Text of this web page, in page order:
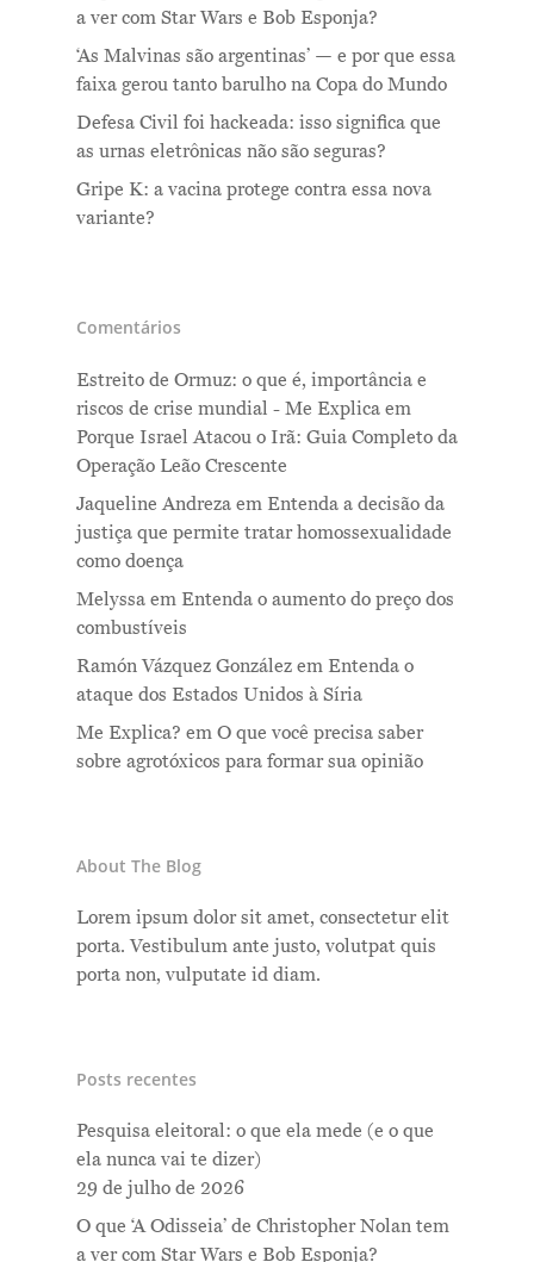
a ver com Star Wars e Bob Esponja?
‘As Malvinas são argentinas’ — e por que essa
faixa gerou tanto barulho na Copa do Mundo
Defesa Civil foi hackeada: isso significa que
as urnas eletrônicas não são seguras?
Gripe K: a vacina protege contra essa nova
variante?
Comentários
Estreito de Ormuz: o que é, importância e
riscos de crise mundial - Me Explica em
Porque Israel Atacou o Irã: Guia Completo da
Operação Leão Crescente
Jaqueline Andreza em Entenda a decisão da
justiça que permite tratar homossexualidade
como doença
Melyssa em Entenda o aumento do preço dos
combustíveis
Ramón Vázquez González em Entenda o
ataque dos Estados Unidos à Síria
Me Explica? em O que você precisa saber
sobre agrotóxicos para formar sua opinião
About The Blog
Lorem ipsum dolor sit amet, consectetur elit
porta. Vestibulum ante justo, volutpat quis
porta non, vulputate id diam.
Posts recentes
Pesquisa eleitoral: o que ela mede (e o que
ela nunca vai te dizer)
29 de julho de 2026
O que ‘A Odisseia’ de Christopher Nolan tem
a ver com Star Wars e Bob Esponja?